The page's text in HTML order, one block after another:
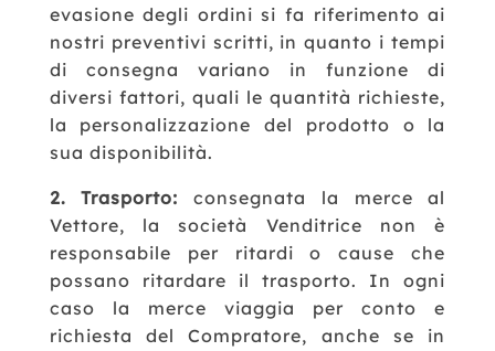
evasione degli ordini si fa riferimento ai
nostri preventivi scritti, in quanto i tempi
di consegna variano in funzione di
diversi fattori, quali le quantità richieste,
la personalizzazione del prodotto o la
sua disponibilità.
2. Trasporto: consegnata la merce al
Vettore, la società Venditrice non è
responsabile per ritardi o cause che
possano ritardare il trasporto. In ogni
caso la merce viaggia per conto e
richiesta del Compratore, anche se in